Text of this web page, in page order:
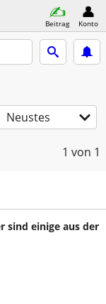
Beitrag Konto
Neustes
1 von 1
sind einige aus der